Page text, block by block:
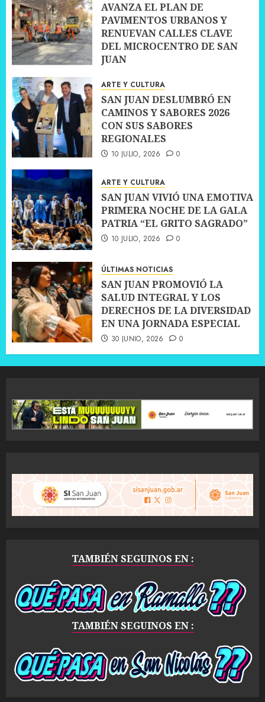
AVANZA EL PLAN DE
PAVIMENTOS URBANOS Y
RENUEVAN CALLES CLAVE
DEL MICROCENTRO DE SAN
JUAN
ARTE Y CULTURA
SAN JUAN DESLUMBRÓ EN
CAMINOS Y SABORES 2026
CON SUS SABORES
REGIONALES
10 JULIO, 2026 0
ARTE Y CULTURA
SAN JUAN VIVIÓ UNA EMOTIVA
PRIMERA NOCHE DE LA GALA
PATRIA “EL GRITO SAGRADO”
10 JULIO, 2026 0
ÚLTIMAS NOTICIAS
SAN JUAN PROMOVIÓ LA
SALUD INTEGRAL Y LOS
DERECHOS DE LA DIVERSIDAD
EN UNA JORNADA ESPECIAL
30 JUNIO, 2026 0
TAMBIÉN SEGUINOS EN :
TAMBIÉN SEGUINOS EN :